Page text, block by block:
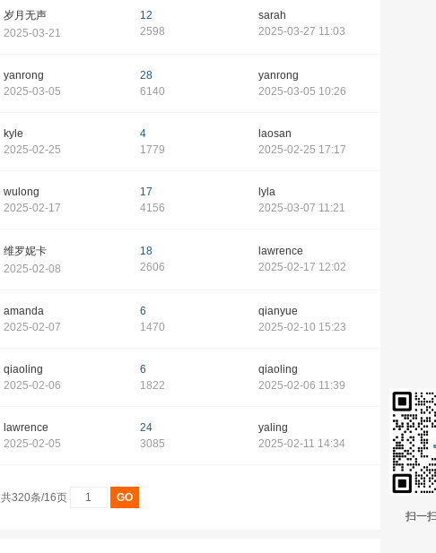
岁月无声
2025-03-21
12
2598
sarah
2025-03-27 11:03
yanrong
2025-03-05
28
6140
yanrong
2025-03-05 10:26
kyle
2025-02-25
4
1779
laosan
2025-02-25 17:17
wulong
2025-02-17
17
4156
lyla
2025-03-07 11:21
维罗妮卡
2025-02-08
18
2606
lawrence
2025-02-17 12:02
amanda
2025-02-07
6
1470
qianyue
2025-02-10 15:23
qiaoling
2025-02-06
6
1822
qiaoling
2025-02-06 11:39
lawrence
2025-02-05
24
3085
yaling
2025-02-11 14:34
共320条/16页
扫一